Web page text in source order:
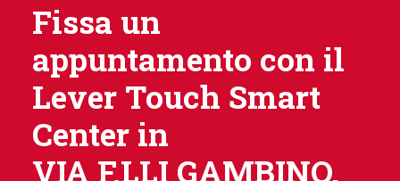
Fissa un
appuntamento con il
Lever Touch Smart
Center in
VIA F.LLI GAMBINO,